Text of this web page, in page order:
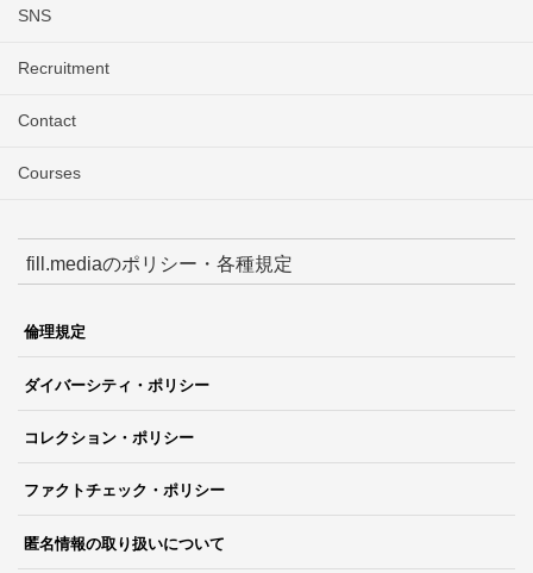
SNS
Recruitment
Contact
Courses
fill.mediaのポリシー・各種規定
倫理規定
ダイバーシティ・ポリシー
コレクション・ポリシー
ファクトチェック・ポリシー
匿名情報の取り扱いについて